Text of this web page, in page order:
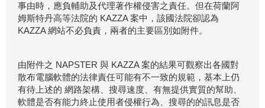
事由時，應負輔助及代理著作權侵害之責任。但在荷蘭阿
姆斯特丹高等法院的 KAZZA 案中，該國法院卻認為
KAZZA 網站不必負責，兩者的主要區別如附件。
由附件之 NAPSTER 與 KAZZA 案的結果可觀察出各國對
散布電腦軟體的法律責任可能有不一致的規範，基本上仍
有待上述的 網路架構、搜尋速度、有無提供實質的幫助、
軟體是否有能力終止使用者侵權行為、搜尋的的訊息是否